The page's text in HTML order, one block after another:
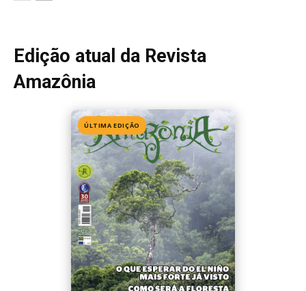
Edição 155· Julho 2026
📖 Ler agora
Mais lidas da semana